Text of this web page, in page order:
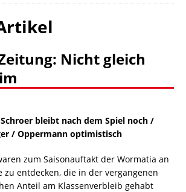
Nicht gleich
Schroer bleibt nach dem Spiel noch /
/ Oppermann optimistisch
zum Saisonauftakt der Wormatia an
zu entdecken, die in der vergangenen
Anteil am Klassenverbleib gehabt